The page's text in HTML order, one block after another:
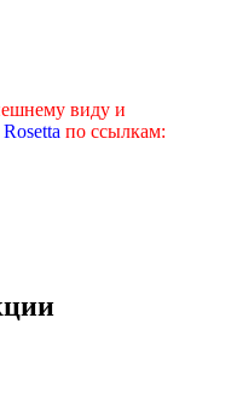
виду и
по ссылкам: